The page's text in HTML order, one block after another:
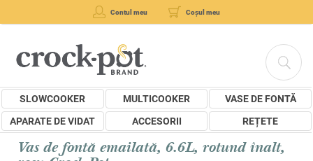
Contul meu Coșul meu
SLOWCOOKER MULTICOOKER
VASE DE FONTĂ
APARATE DE VIDAT
ACCESORII REȚETE
Vas de fontă emailată, 6.6L, rotund înalt,